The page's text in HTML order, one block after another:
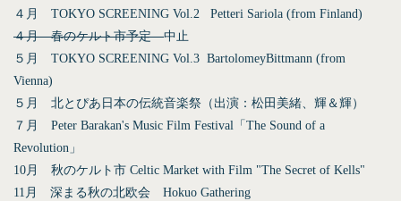
４月 TOKYO SCREENING Vol.2 Petteri Sariola (from Finland)
４月 春のケルト市予定中止
５月 TOKYO SCREENING Vol.3 BartolomeyBittmann (from
Vienna)
５月 北とぴあ日本の伝統音楽祭（出演： 松田美緒、 輝＆輝）
７月 Peter Barakan's Music Film Festival「The Sound of a
Revolution」
10月 秋のケルト市 Celtic Market with Film "The Secret of Kells"
11月 深まる秋の北欧会 Hokuo Gathering